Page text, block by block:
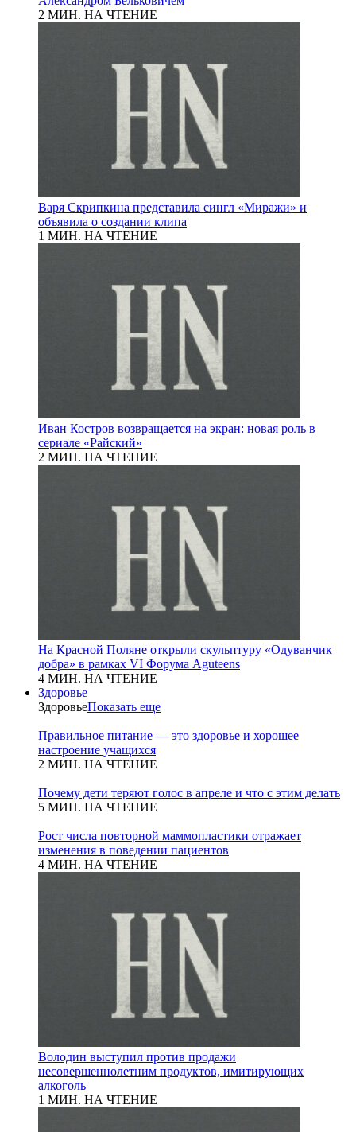
2 МИН. НА ЧТЕНИЕ
Варя Скрипкина представила сингл «Миражи» и
объявила о создании клипа
1 МИН. НА ЧТЕНИЕ
Иван Костров возвращается на экран: новая роль в
сериале «Райский»
2 МИН. НА ЧТЕНИЕ
На Красной Поляне открыли скульптуру «Одуванчик
добра» в рамках VI Форума Aguteens
4 МИН. НА ЧТЕНИЕ
Здоровье
ЗдоровьеПоказать еще
Правильное питание — это здоровье и хорошее
настроение учащихся
2 МИН. НА ЧТЕНИЕ
Почему дети теряют голос в апреле и что с этим делать
5 МИН. НА ЧТЕНИЕ
Рост числа повторной маммопластики отражает
изменения в поведении пациентов
4 МИН. НА ЧТЕНИЕ
Володин выступил против продажи
несовершеннолетним продуктов, имитирующих
алкоголь
1 МИН. НА ЧТЕНИЕ